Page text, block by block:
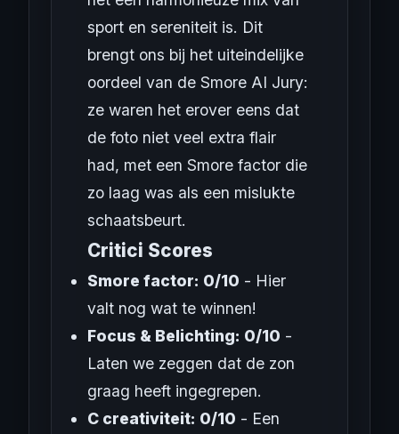
sport en sereniteit is. Dit
brengt ons bij het uiteindelijke
oordeel van de Smore AI Jury:
ze waren het erover eens dat
de foto niet veel extra flair
had, met een Smore factor die
zo laag was als een mislukte
schaatsbeurt.
Critici Scores
Smore factor: 0/10 - Hier
valt nog wat te winnen!
Focus & Belichting: 0/10 -
Laten we zeggen dat de zon
graag heeft ingegrepen.
C creativiteit: 0/10 - Een